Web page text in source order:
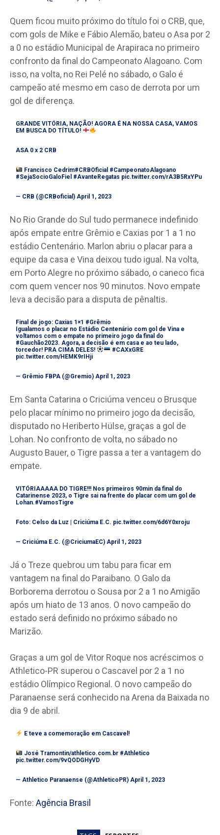
Quem ficou muito próximo do título foi o CRB, que,
com gols de Mike e Fábio Alemão, bateu o Asa por 2
a 0 no estádio Municipal de Arapiraca no primeiro
confronto da final do Campeonato Alagoano. Com
isso, na volta, no Rei Pelé no sábado, o Galo é
campeão até mesmo em caso de derrota por um
gol de diferença.
GRANDE VITÓRIA, NAÇÃO! AGORA É NA NOSSA CASA, VAMOS
EM BUSCA DO TÍTULO!
ASA 0 x 2 CRB
Francisco Cedrim#CRBOficial #CampeonatoAlagoano
#SejaSocioGaloFiel #AvanteRegatas pic.twitter.com/rA3B5RxYPu
— CRB (@CRBoficial)April 1, 2023
No Rio Grande do Sul tudo permanece indefinido
após empate entre Grêmio e Caxias por 1 a 1 no
estádio Centenário. Marlon abriu o placar para a
equipe da casa e Vina deixou tudo igual. Na volta,
em Porto Alegre no próximo sábado, o caneco fica
com quem vencer nos 90 minutos. Novo empate
leva a decisão para a disputa de pênaltis.
Final de jogo: Caxias 1×1 #Grêmio
Igualamos o placar no Estádio Centenário com gol de Vina e
voltamos com o empate no primeiro jogo da final do
#Gauchão2023. Agora, a decisão é em casa e ao teu lado,
torcedor! PRA CIMA DELES!
#CAXxGRE
pic.twitter.com/HEMK9rIHji
— Grêmio FBPA (@Gremio)April 1, 2023
Em Santa Catarina o Criciúma venceu o Brusque
pelo placar mínimo no primeiro jogo da decisão,
disputado no Heriberto Hülse, graças a gol de
Lohan. No confronto de volta, no sábado no
Augusto Bauer, o Tigre passa a ter a vantagem do
empate.
VITÓRIAAAAA DO TIGRE!!! Nos primeiros 90min da final do
Catarinense 2023, o Tigre sai na frente do placar com um gol de
Lohan.#VamosTigre
Foto: Celso da Luz | Criciúma E.C. pic.twitter.com/6d6Y0xroju
— Criciúma E.C. (@CriciumaEC)April 1, 2023
Já o Treze quebrou um tabu para ficar em
vantagem na final do Paraibano. O Galo da
Borborema derrotou o Sousa por 2 a 1 no Amigão
após um hiato de 13 anos. O novo campeão do
estado será definido no próximo sábado no
Marizão.
Graças a um gol de Vitor Roque nos acréscimos o
Athletico-PR superou o Cascavel por 2 a 1 no
estádio Olímpico Regional. O novo campeão do
Paranaense será conhecido na Arena da Baixada no
dia 9 de abril.
E teve a comemoração em Cascavel!
José Tramontin/athletico.com.br #Athletico
pic.twitter.com/9vQODGHyVD
— Athletico Paranaense (@AthleticoPR)April 1, 2023
Fonte: Agência Brasil